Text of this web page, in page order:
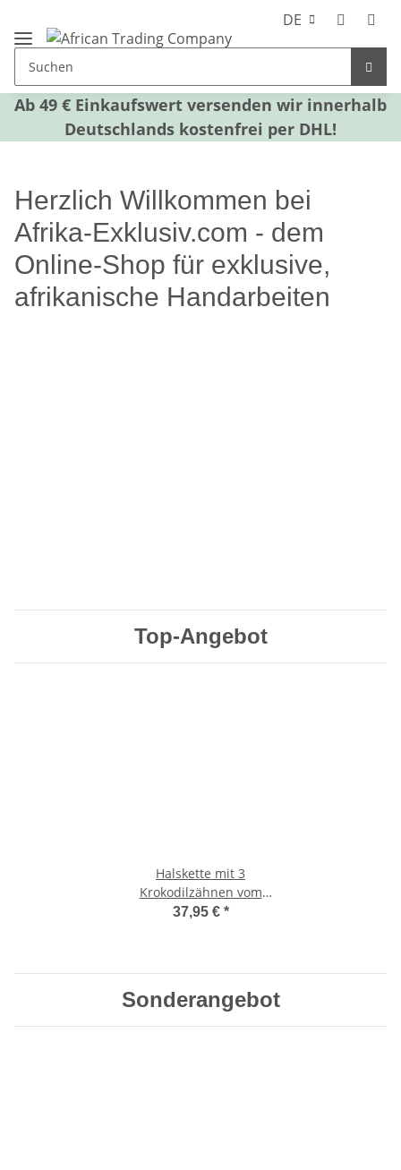
DE
Ab 49 € Einkaufswert versenden wir innerhalb
Deutschlands kostenfrei per DHL!
Herzlich Willkommen bei
Afrika-Exklusiv.com - dem
Online-Shop für exklusive,
afrikanische Handarbeiten
Top-Angebot
Halskette mit 3
Krokodilzähnen vom
Nilkrokodil Nr. 575
37,95 € *
Sonderangebot